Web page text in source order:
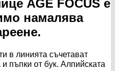
AGE FOCUS е
намалява
в линията съчетават
пъпки от бук. Алпийската